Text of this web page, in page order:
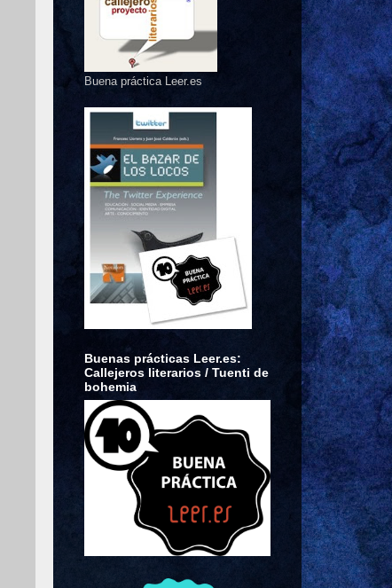
Buena práctica Leer.es
Buenas prácticas Leer.es:
Callejeros literarios / Tuenti de
bohemia